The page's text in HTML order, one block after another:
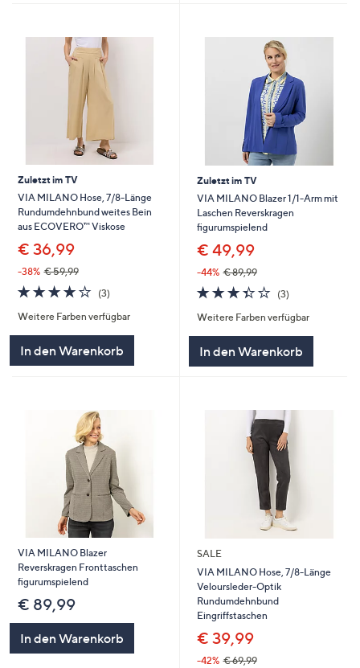
Zuletzt im TV
VIA MILANO Hose, 7/8-Länge
Rundumdehnbund weites Bein
aus ECOVERO™ Viskose
€ 36,99
-38% € 59,99
3.7
von
5
(3)3
Weitere Farben verfügbar
In den Warenkorb
Zuletzt im TV
VIA MILANO Blazer 1/1-Arm mit
Laschen Reverskragen
figurumspielend
€ 49,99
-44% € 89,99
3.3
von
5
(3)3
Weitere Farben verfügbar
In den Warenkorb
VIA MILANO Blazer
Reverskragen Fronttaschen
figurumspielend
€ 89,99
In den Warenkorb
SALE
VIA MILANO Hose, 7/8-Länge
Veloursleder-Optik
Rundumdehnbund
Eingriffstaschen
€ 39,99
-42% € 69,99